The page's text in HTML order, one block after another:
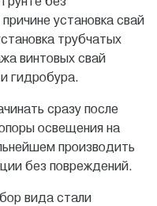
установка свай
трубчатых
винтовых свай
гидробура.
сразу после
освещения на
производить
без повреждений.
вида стали